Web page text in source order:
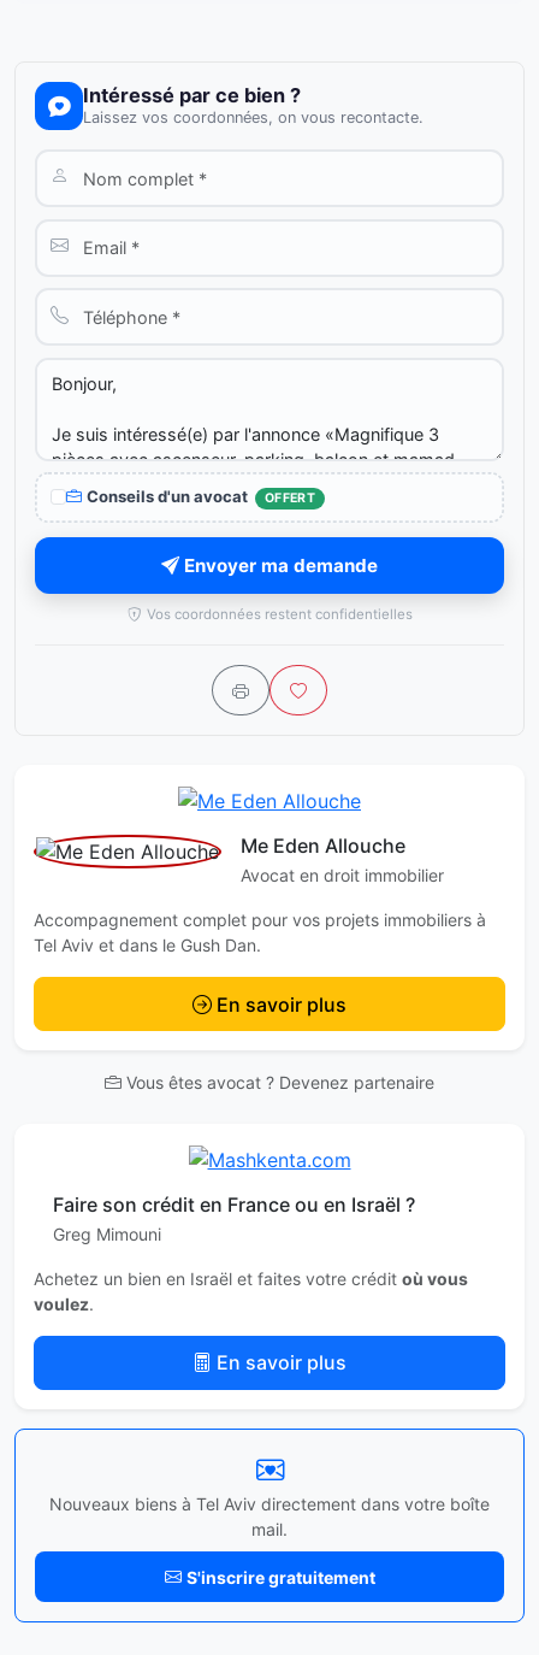
Intéressé par ce bien ?
Laissez vos coordonnées, on vous recontacte.
Conseils d'un avocat OFFERT
Envoyer ma demande
Vos coordonnées restent confidentielles
Me Eden Allouche
Avocat en droit immobilier
Accompagnement complet pour vos projets immobiliers à
Tel Aviv et dans le Gush Dan.
En savoir plus
Vous êtes avocat ? Devenez partenaire
Faire son crédit en France ou en Israël ?
Greg Mimouni
Achetez un bien en Israël et faites votre crédit où vous
voulez.
En savoir plus
Nouveaux biens à Tel Aviv directement dans votre boîte
mail.
S'inscrire gratuitement